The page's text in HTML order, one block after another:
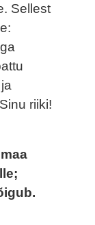
Sellest
riiki!